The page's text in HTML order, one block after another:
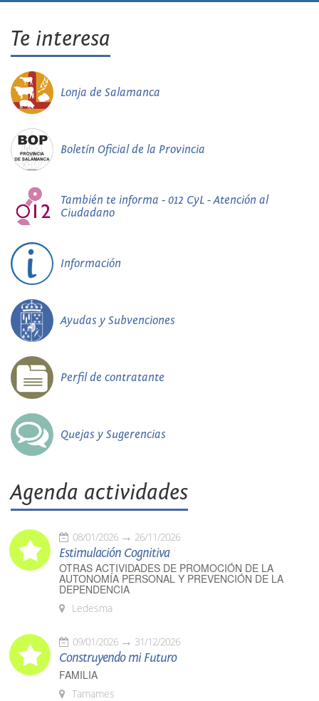
Te interesa
Lonja de Salamanca
Boletín Oficial de la Provincia
También te informa - 012 CyL - Atención al
Ciudadano
Información
Ayudas y Subvenciones
Perfil de contratante
Quejas y Sugerencias
Agenda actividades
08/01/2026 26/11/2026
Estimulación Cognitiva
OTRAS ACTIVIDADES DE PROMOCIÓN DE LA
AUTONOMÍA PERSONAL Y PREVENCIÓN DE LA
DEPENDENCIA
Ledesma
09/01/2026 31/12/2026
Construyendo mi Futuro
FAMILIA
Tamames